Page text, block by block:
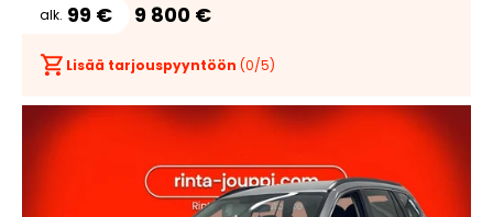
alk. 99 € 9 800 €
Lisää tarjouspyyntöön (0/5)